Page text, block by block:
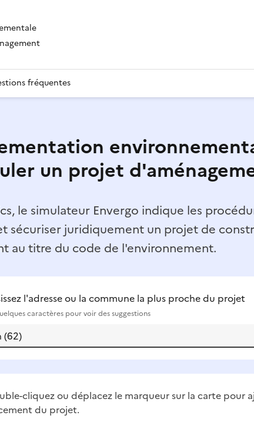
fréquentes
un projet
le simulateur Envergo indique les
sécuriser juridiquement un projet de
au titre du code de l'environnement.
l'adresse ou la commune la plus proche du projet
caractères pour voir des suggestions
cliquez ou déplacez le marqueur sur la carte pour
du projet.